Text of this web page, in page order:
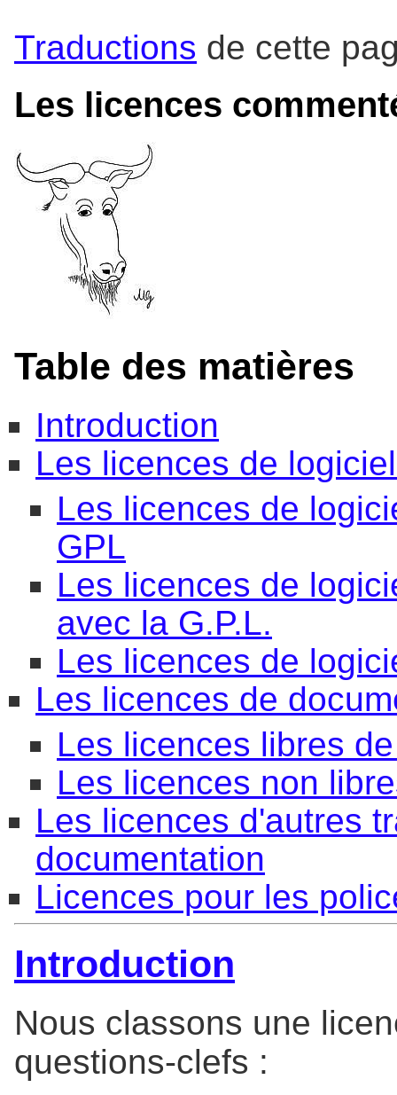
Traductions de cette
Les licences
Table des matières
Introduction
Les licences de
Les licences de
GPL
Les licences de
avec la G.P.L.
Les licences de
Les licences de
Les licences libres
Les licences non
Les licences d'autres
documentation
Licences pour les
Introduction
Nous classons une
questions-clefs :